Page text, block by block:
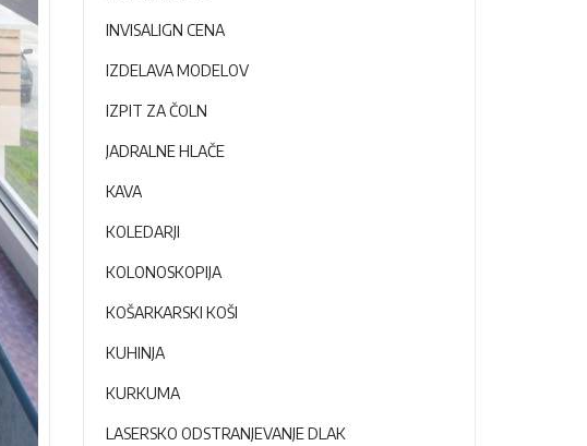
INVISALIGN CENA
IZDELAVA MODELOV
IZPIT ZA ČOLN
JADRALNE HLAČE
KAVA
KOLEDARJI
KOLONOSKOPIJA
KOŠARKARSKI KOŠI
KUHINJA
KURKUMA
LASERSKO ODSTRANJEVANJE DLAK